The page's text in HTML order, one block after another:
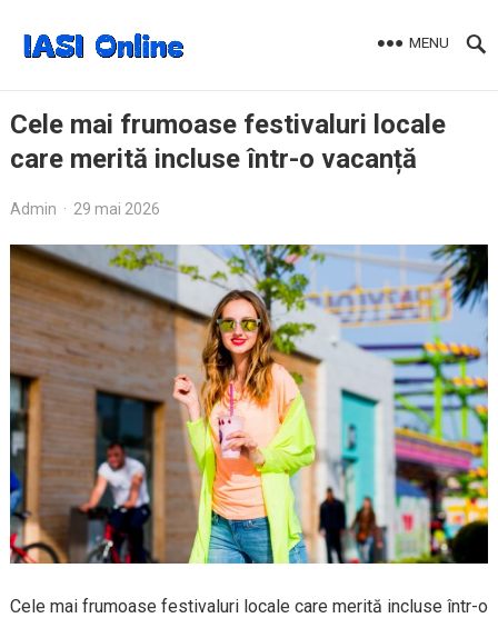
MENU
Cele mai frumoase festivaluri locale
care merită incluse într-o vacanță
Admin · 29 mai 2026
Cele mai frumoase festivaluri locale care merită incluse într-o